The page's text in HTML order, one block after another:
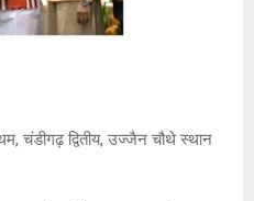
चंडीगढ़ द्वितीय, उज्जैन चौथे स्थान